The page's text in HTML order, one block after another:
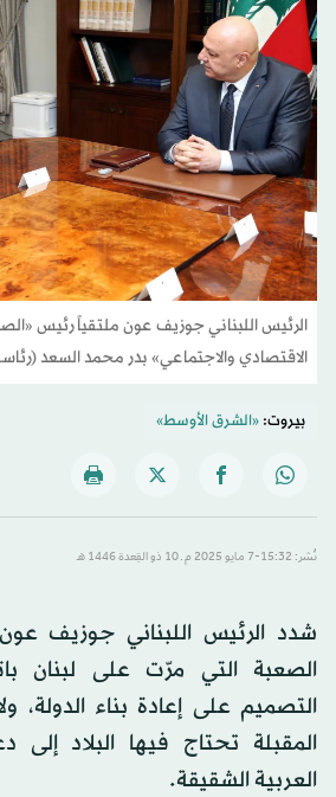
الرئيس اللبناني جوزيف عون ملتقياً رئيس
الاقتصادي والاجتماعي» بدر محمد السعد
بيروت:«الشرق الأوسط»
نُشر: 15:32-7 مايو 2025 م ـ 10 ذو القِعدة 1446 هـ
شدد الرئيس اللبناني جوزيف
الصعبة التي مرّت على لبنان
التصميم على إعادة بناء الدولة،
المقبلة تحتاج فيها البلاد إلى
العربية الشقيقة.